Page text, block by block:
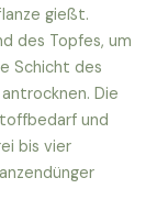
gießt.
des Topfes, um
Schicht des
Die
und
bis vier